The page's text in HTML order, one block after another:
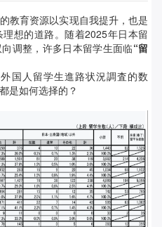
教育资源以实现自我提升，也是
理想的道路。随着2025年日本留
调整 ，许多日本留学生面临“留
国人留学生進路状況調査的数
是如何选择的？